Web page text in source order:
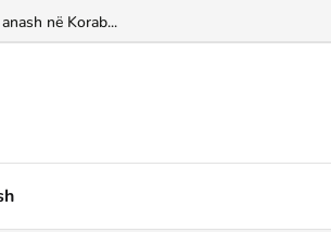
në Korab...
NË MILANO!...